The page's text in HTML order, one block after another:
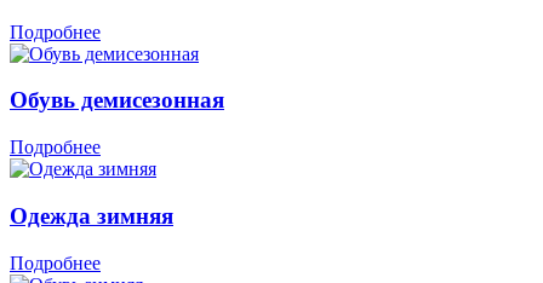
Подробнее
Обувь демисезонная
Подробнее
Одежда зимняя
Подробнее